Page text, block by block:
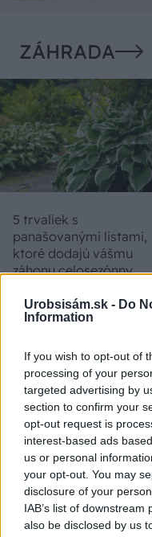
Urobsisám.sk - Do
Information
If you wish to opt-out of
processing of your
targeted advertising by
section to confirm your
opt-out request is
interest-based ads
us or personal
your opt-out. You may
disclosure of your
IAB’s list of
also be disclosed by us
ZÁHRADA
5 trvaliek s
panašovanými listami,
ktoré dodajú vášmu
záhonu celosezónny
Nemusí to byť len
levanduľa! 7 fialových
krások, ktoré rozžiaria
vašu záhradu